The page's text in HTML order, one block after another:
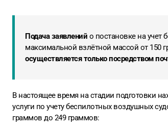
Подача заявлений о постановке на учет
максимальной взлётной массой от 150
осуществляется только посредством
В настоящее время на стадии подготовки
услуги по учету беспилотных воздушных
граммов до 249 граммов: